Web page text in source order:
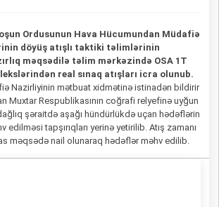
Ordusunun Hava Hücumundan Müdafiə
döyüş atışlı taktiki təlimlərinin
məqsədilə təlim mərkəzində OSA 1T
real sınaq atışları icra olunub.
Nazirliyinin mətbuat xidmətinə istinadən bildirir
Muxtar Respublikasının coğrafi relyefinə uyğun
şəraitdə aşağı hündürlükdə uçan hədəflərin
edilməsi tapşırıqları yerinə yetirilib. Atış zamanı
məqsədə nail olunaraq hədəflər məhv edilib.